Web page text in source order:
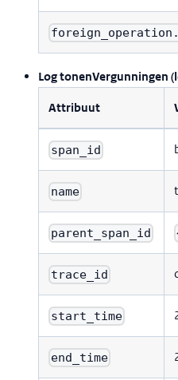
Log tonenVergunningen
Attribuut
span_id
name
parent_span_id
trace_id
start_time
end_time